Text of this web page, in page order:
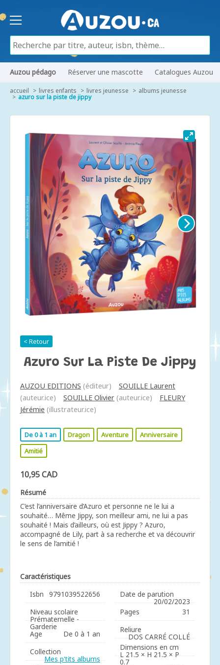
Auzou pédago Réserver une mascotte Catalogues Auzou
accueil livres enfants livres jeunesse albums jeunesse
azuro sur la piste de jippy
< Retour
Azuro Sur La Piste De Jippy
AUZOU EDITIONS (éditeur)
SOUILLE Laurent
(auteur.ice)
SOUILLE Olivier (auteur.ice)
FLEURY
Jérémie (illustrateur.ice)
De 0 à 1 an Dragon Aventure
Anniversaire
Amitié
10,95 CAD
Résumé
C’est l’anniversaire d’Azuro et personne ne le lui a
souhaité… Même Jippy, son meilleur ami, ne lui a pas
souhaité ! Mais d’ailleurs, où est Jippy ? Azuro,
accompagné de Lily, part à sa recherche et va découvrir
le sens de l’amitié !
Caractéristiques
Isbn
9791039522656
Niveau scolaire
Prématernelle -
Garderie
Age
De 0 à 1 an
Collection
Mes p'tits albums
Date de parution
20/02/2023
Pages
31
Reliure
DOS CARRÉ COLLÉ
Dimensions en cm
L 21.5 × H 21.5 × P
0.7